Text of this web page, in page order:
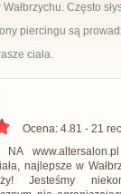
Często
piercingu są
ciała.
Ocena: 4.81 - ‎21
NA
najlepsze w
Jesteśmy